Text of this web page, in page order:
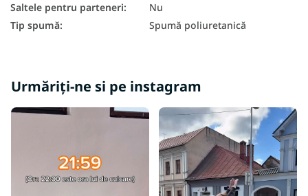
Saltele pentru parteneri:
Nu
Tip spumă: Spumă poliuretanică
Urmăriți-ne si pe instagram